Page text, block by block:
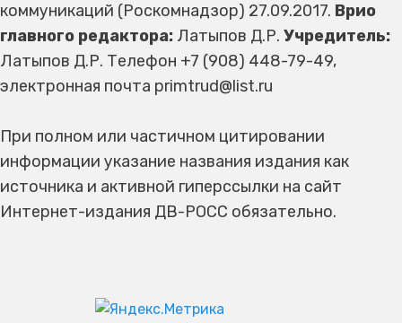
коммуникаций (Роскомнадзор) 27.09.2017. Врио
главного редактора: Латыпов Д.Р. Учредитель:
Латыпов Д.Р. Телефон +7 (908) 448-79-49,
электронная почта primtrud@list.ru
При полном или частичном цитировании
информации указание названия издания как
источника и активной гиперссылки на сайт
Интернет-издания ДВ-РОСС обязательно.